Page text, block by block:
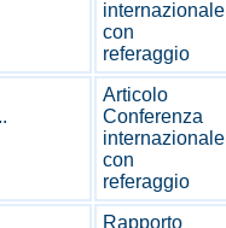
internazionale
con
referaggio
Articolo
Conferenza
internazionale
con
referaggio
Rapporto